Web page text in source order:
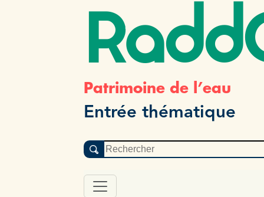
Patrimoine de l’eau
Entrée thématique